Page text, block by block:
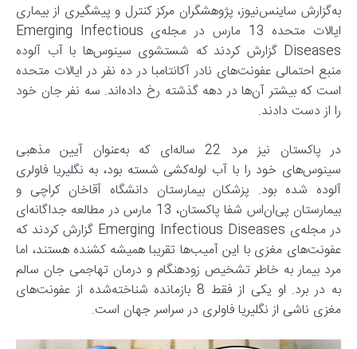
به‌گزارش ساینس‌نیوز، پژوهشگران مرکز کنترل و پیشگیری از بیماری
ایالات متحده 13 مارس در مجله‌ی Emerging Infectious
Diseases گزارش کردند که شستشوی سینوس‌ها با آب آلوده
منبع احتمالی عفونت‌های نادر آکانتامبا در ده نفر در ایالات متحده
است که بیشتر آن‌ها در دهه گذشته رخ داده‌اند. سه نفر جان خود
را از دست دادند.
در پاکستان نیز مرد 22 ساله‌ای که به‌عنوان آیین مذهبی
سینوس‌های خود را با آب لوله‌کشی شسته بود، به نگلیریا فاولری
آلوده شده بود. پزشکان بیمارستان دانشگاه آقاخان کراچی و
بیمارستان پی‌ان‌اس شفا پاکستان، 13 مارس در مطالعه جداگانه‌ای
در مجله‌ی Emerging Infectious Diseases گزارش کردند که
عفونت‌های مغزی با این آمیب‌ها تقریبا همیشه کشنده هستند، اما
مرد بیمار به خاطر تشخیص زودهنگام و درمان تهاجمی جان سالم
به در برد. او یکی از فقط 8 بازمانده شناخته‌شده از عفونت‌های
مغزی ناشی از نگلیریا فاولری در سراسر جهان است.